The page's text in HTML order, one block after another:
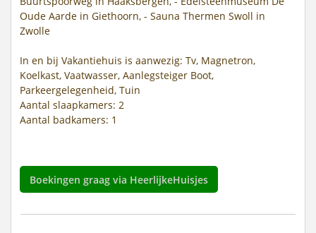
Oude Aarde in Giethoorn, - Sauna Thermen Swoll in
Zwolle
In en bij Vakantiehuis is aanwezig: Tv, Magnetron,
Koelkast, Vaatwasser, Aanlegsteiger Boot,
Parkeergelegenheid, Tuin
Aantal slaapkamers: 2
Aantal badkamers: 1
Boekingen graag via HeerlijkeHuisjes